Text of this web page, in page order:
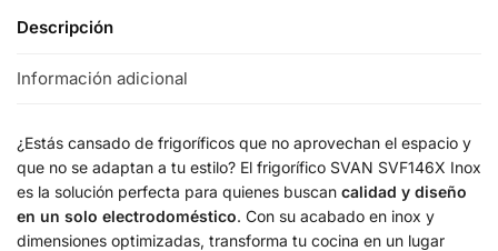
Descripción
Información adicional
¿Estás cansado de frigoríficos que no aprovechan el espacio y
que no se adaptan a tu estilo? El frigorífico SVAN SVF146X Inox
es la solución perfecta para quienes buscan calidad y diseño
en un solo electrodoméstico. Con su acabado en inox y
dimensiones optimizadas, transforma tu cocina en un lugar